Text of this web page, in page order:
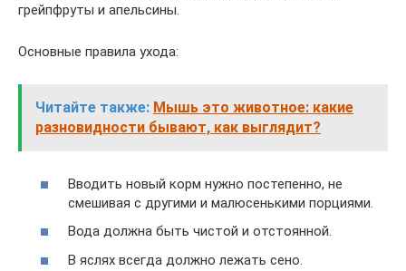
грейпфруты и апельсины.
Основные правила ухода:
Читайте также: Мышь это животное: какие
разновидности бывают, как выглядит?
Вводить новый корм нужно постепенно, не
смешивая с другими и малюсенькими порциями.
Вода должна быть чистой и отстоянной.
В яслях всегда должно лежать сено.